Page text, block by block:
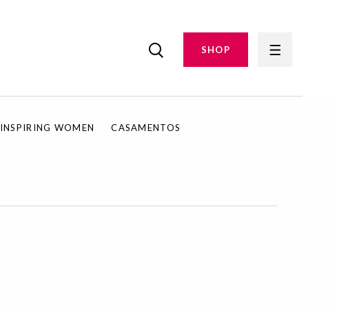
SHOP
INSPIRING WOMEN CASAMENTOS